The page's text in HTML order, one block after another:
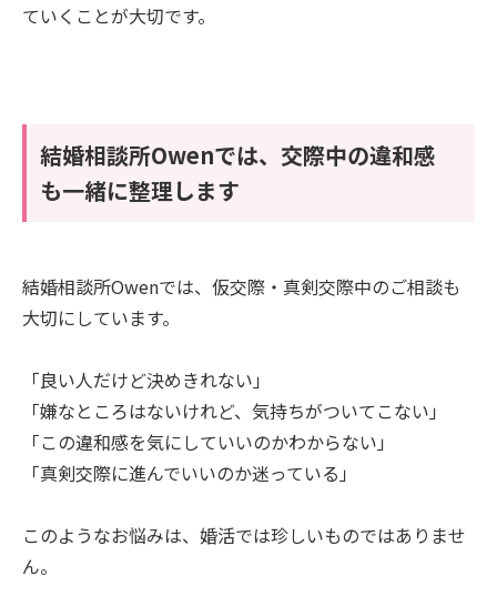
ていくことが大切です。
結婚相談所Owenでは、交際中の違和感
も一緒に整理します
結婚相談所Owenでは、仮交際・真剣交際中のご相談も
大切にしています。
「良い人だけど決めきれない」
「嫌なところはないけれど、気持ちがついてこない」
「この違和感を気にしていいのかわからない」
「真剣交際に進んでいいのか迷っている」
このようなお悩みは、婚活では珍しいものではありませ
ん。